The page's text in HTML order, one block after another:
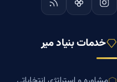
خدمات بنیاد میر